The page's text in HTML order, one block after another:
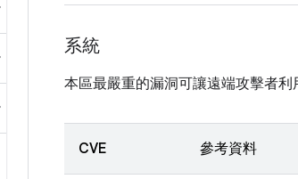
系統
本區最嚴重的漏洞可讓遠端攻擊者利
CVE 參考資料